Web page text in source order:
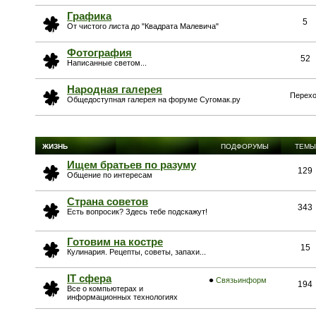
Графика
От чистого листа до "Квадрата Малевича" 5
Фотография
Написанные светом... 52
Народная галерея
Общедоступная галерея на форуме Сугомак.ру
ЖИЗНЬ ПОДФОРУМЫ ТЕМЫ
Ищем братьев по разуму
Общение по интересам 129
Страна советов
Есть вопросик? Здесь тебе подскажут! 343
Готовим на костре
Кулинария. Рецепты, советы, запахи... 15
IT сфера
Все о компьютерах и
информационных технологиях
Связьинформ 194